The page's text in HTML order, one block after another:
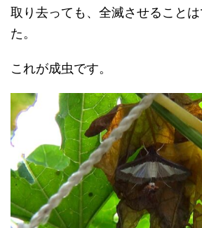
取り去っても、全滅させること
た。
これが成虫です。